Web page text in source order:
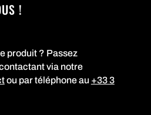
!
produit ? Passez
via notre
ou par téléphone au +33 3